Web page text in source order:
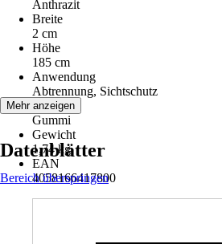
Anthrazit
Breite
2 cm
Höhe
185 cm
Anwendung
Abtrennung, Sichtschutz
Material
Gummi
Gewicht
1,74 kg
EAN
4058166417800
Mehr anzeigen
Datenblätter
Bereich überspringen